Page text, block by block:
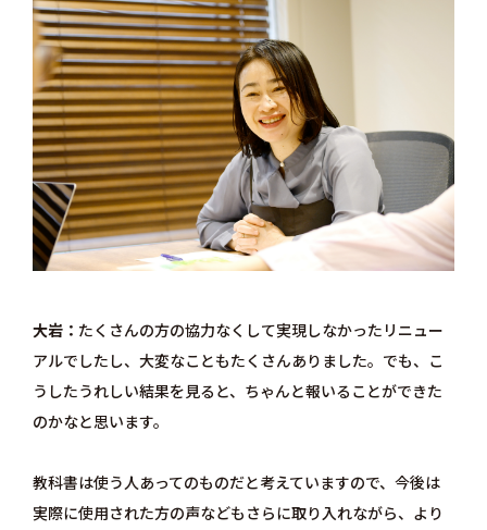
大岩
たくさんの方の協力なくして実現しなかったリニュー
アルでしたし、大変なこともたくさんありました。でも、こ
うしたうれしい結果を見ると、ちゃんと報いることができた
のかなと思います。
教科書は使う人あってのものだと考えていますので、今後は
実際に使用された方の声などもさらに取り入れながら、より